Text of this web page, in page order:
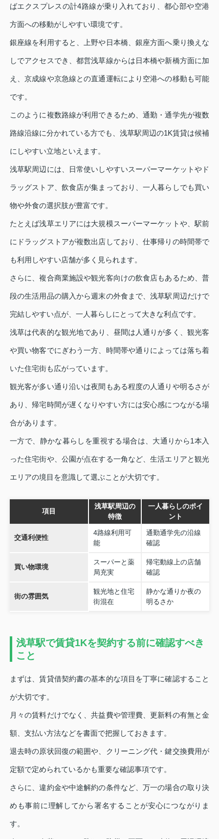
ばエクスプレスの計4路線が乗り入れており、都心部や空港
方面への移動がしやすい環境です。
銀座線を利用すると、上野や日本橋、銀座方面へ乗り換えな
しでアクセスでき、都営浅草線からは日本橋や新橋方面に加
え、京成線や京急線との直通運転により空港への移動も可能
です。
このように複数路線が利用できるため、通勤・通学先が複数
路線沿線に分かれている方でも、浅草駅周辺の1K賃貸は候補
にしやすい立地といえます。
浅草駅周辺には、日常使いしやすいスーパーマーケットやド
ラッグストア、飲食店が集まっており、一人暮らしでも買い
物や外食の選択肢が豊富です。
たとえば浅草エリアには大規模スーパーマーケットや、駅前
にドラッグストアが複数出店しており、仕事帰りの時間帯で
も利用しやすい店舗が多く見られます。
さらに、複合商業施設や観光客向けの飲食店もあるため、普
段の生活用品の購入から週末の外食まで、浅草駅周辺だけで
完結しやすい点が、一人暮らしにとって大きな利点です。
浅草は代表的な観光地であり、昼間は人通りが多く、観光客
や買い物客でにぎわう一方、時間帯や通りによっては落ち着
いた住宅街も広がっています。
観光客が多い通り沿いは夜間もある程度の人通りや明るさが
あり、帰宅時間が遅くなりやすい方には安心感につながる場
合があります。
一方で、静かな暮らしを重視する場合は、大通りから1本入
った住宅街や、公園が点在する一角など、生活エリアと観光
エリアの境目を意識して選ぶことが大切です。
項目
浅草駅周辺の
特徴
一人暮らしのポイ
ント
交通利便性
4路線利用可
能
通勤通学先の沿線
確認
買い物環境
スーパーと薬
局充実
帰宅動線上の店舗
確認
街の雰囲気
観光地と住宅
街混在
静かな通りか夜の
明るさか
浅草駅で賃貸1Kを契約する前に確認すべき
こと
まずは、賃貸借契約書の基本的な項目を丁寧に確認すること
が大切です。
月々の賃料だけでなく、共益費や管理費、更新料の有無と金
額、支払い方法などを書面で把握しておきます。
退去時の原状回復の範囲や、クリーニング代・鍵交換費用が
定額で定められているかも重要な確認事項です。
さらに、違約金や中途解約の条件など、万一の場合の取り決
めも事前に理解してから署名することが安心につながりま
す。